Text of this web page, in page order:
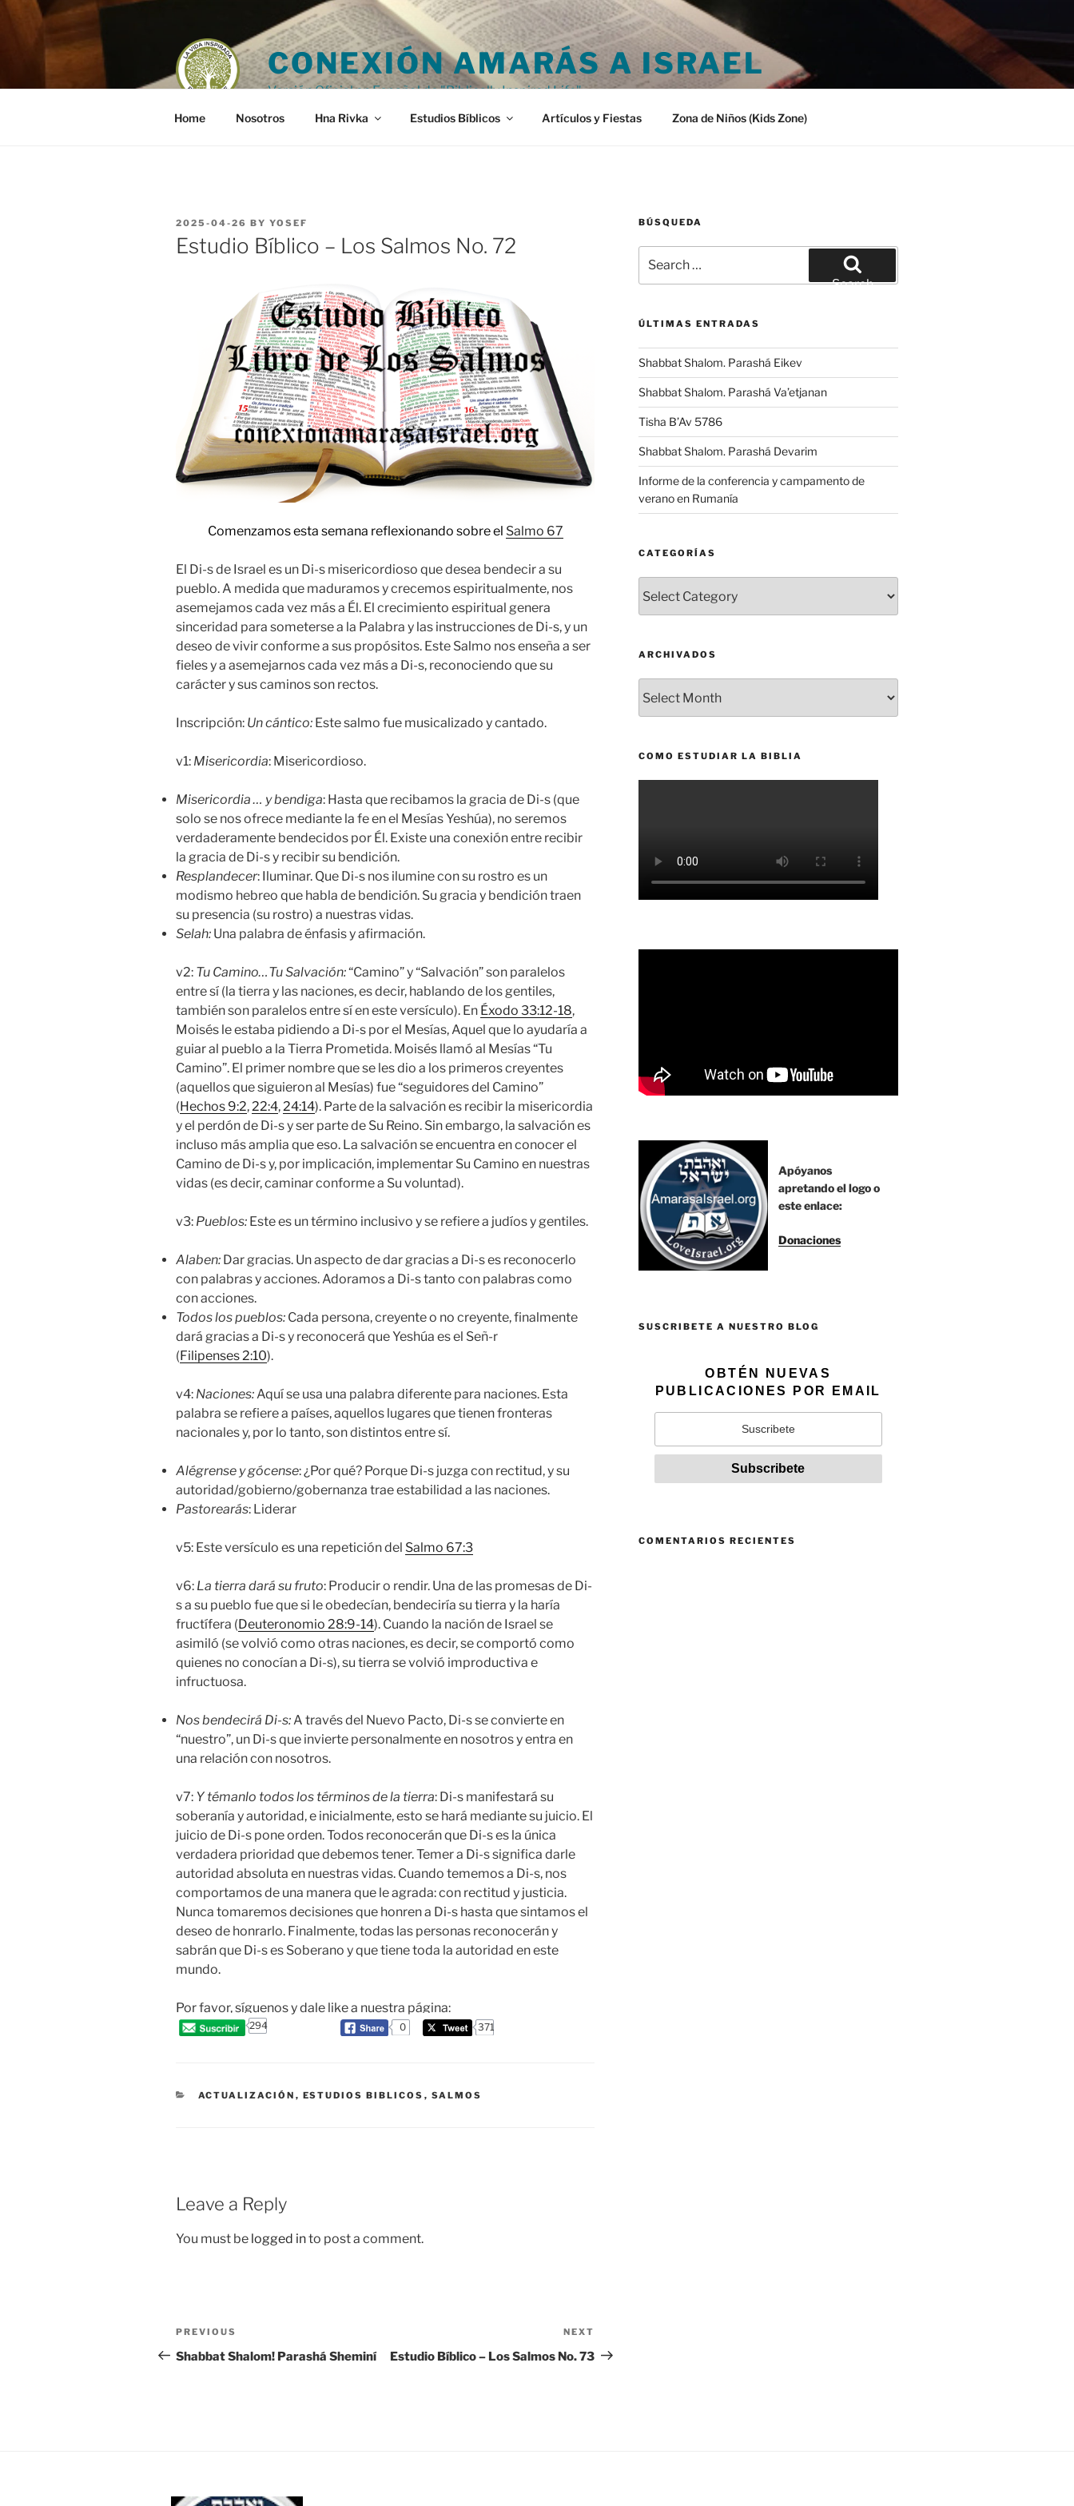
Skip
CONEXIÓN AMARÁS A ISRAEL
Versión Oficial en Español de "Biblically Inspired Life"
Home Nosotros Hna Rivka Estudios Bíblicos Artículos y Fiestas Zona de Niños (Kids Zone)
POSTED
ON
2025-04-26 BY YOSEF
Estudio Bíblico – Los Salmos No. 72
Comenzamos esta semana reflexionando sobre el Salmo 67
El Di-s de Israel es un Di-s misericordioso que desea bendecir a su
pueblo. A medida que maduramos y crecemos espiritualmente, nos
asemejamos cada vez más a Él. El crecimiento espiritual genera
sinceridad para someterse a la Palabra y las instrucciones de Di-s, y un
deseo de vivir conforme a sus propósitos. Este Salmo nos enseña a ser
fieles y a asemejarnos cada vez más a Di-s, reconociendo que su
carácter y sus caminos son rectos.
Inscripción: Un cántico: Este salmo fue musicalizado y cantado.
v1: Misericordia: Misericordioso.
Misericordia … ybendiga: Hasta que recibamos la gracia de Di-s (que
solo se nos ofrece mediante la fe en el Mesías Yeshúa), no seremos
verdaderamente bendecidos por Él. Existe una conexión entre recibir
la gracia de Di-s y recibir su bendición.
Resplandecer: Iluminar. Que Di-s nos ilumine con su rostro es un
modismo hebreo que habla de bendición. Su gracia y bendición traen
su presencia (su rostro) a nuestras vidas.
Selah: Una palabra de énfasis y afirmación.
v2: Tu Camino…Tu Salvación:“Camino” y “Salvación” son paralelos
entre sí (la tierra y las naciones, es decir, hablando de los gentiles,
también son paralelos entre sí en este versículo). En Éxodo 33:12-18,
Moisés le estaba pidiendo a Di-s por el Mesías, Aquel que lo ayudaría a
guiar al pueblo a la Tierra Prometida. Moisés llamó al Mesías “Tu
Camino”. El primer nombre que se les dio a los primeros creyentes
(aquellos que siguieron al Mesías) fue “seguidores del Camino”
(Hechos 9:2,22:4,24:14). Parte de la salvación es recibir la misericordia
y el perdón de Di-s y ser parte de Su Reino. Sin embargo, la salvación es
incluso más amplia que eso. La salvación se encuentra en conocer el
Camino de Di-s y, por implicación, implementar Su Camino en nuestras
vidas (es decir, caminar conforme a Su voluntad).
v3: Pueblos: Este es un término inclusivo y se refiere a judíos y gentiles.
Alaben: Dar gracias. Un aspecto de dar gracias a Di-s es reconocerlo
con palabras y acciones. Adoramos a Di-s tanto con palabras como
con acciones.
Todos los pueblos: Cada persona, creyente o no creyente, finalmente
dará gracias a Di-s y reconocerá que Yeshúa es el Señ-r
(Filipenses 2:10).
v4: Naciones:Aquí se usa una palabra diferente para naciones. Esta
palabra se refiere a países, aquellos lugares que tienen fronteras
nacionales y, por lo tanto, son distintos entre sí.
Alégrense y gócense: ¿Por qué? Porque Di-s juzga con rectitud, y su
autoridad/gobierno/gobernanza trae estabilidad a las naciones.
Pastorearás: Liderar
v5: Este versículo es una repetición del Salmo 67:3
v6: La tierra dará su fruto: Producir o rendir. Una de las promesas de Di-
s a su pueblo fue que si le obedecían, bendeciría su tierra y la haría
fructífera (Deuteronomio 28:9-14). Cuando la nación de Israel se
asimiló (se volvió como otras naciones, es decir, se comportó como
quienes no conocían a Di-s), su tierra se volvió improductiva e
infructuosa.
Nos bendecirá Di-s:A través del Nuevo Pacto, Di-s se convierte en
“nuestro”, un Di-s que invierte personalmente en nosotros y entra en
una relación con nosotros.
v7: Y témanlo todos los términos de la tierra: Di-s manifestará su
soberanía y autoridad, e inicialmente, esto se hará mediante su juicio. El
juicio de Di-s pone orden. Todos reconocerán que Di-s es la única
verdadera prioridad que debemos tener. Temer a Di-s significa darle
autoridad absoluta en nuestras vidas. Cuando tememos a Di-s, nos
comportamos de una manera que le agrada: con rectitud y justicia.
Nunca tomaremos decisiones que honren a Di-s hasta que sintamos el
deseo de honrarlo. Finalmente, todas las personas reconocerán y
sabrán que Di-s es Soberano y que tiene toda la autoridad en este
mundo.
Por favor, síguenos y dale like a nuestra página:
294 0 371
CATEGORIES
ACTUALIZACIÓN , ESTUDIOS BIBLICOS , SALMOS
Leave a Reply
You must be logged into post a comment.
Post
navigation
Previous
Post
PREVIOUS
Shabbat Shalom! Parashá Sheminí
Post
NEXT
Estudio Bíblico – Los Salmos No. 73
BÚSQUEDA
for:
Search
ÚLTIMAS ENTRADAS
Shabbat Shalom. Parashá Eikev
Shabbat Shalom. Parashá Va’etjanan
Tisha B’Av 5786
Shabbat Shalom. Parashá Devarim
Informe de la conferencia y campamento de
verano en Rumanía
CATEGORÍAS
ARCHIVADOS
COMO ESTUDIAR LA BIBLIA
Apóyanos
apretando el logo o
este enlace:
Donaciones
SUSCRIBETE A NUESTRO BLOG
OBTÉN NUEVAS
PUBLICACIONES POR EMAIL
COMENTARIOS RECIENTES